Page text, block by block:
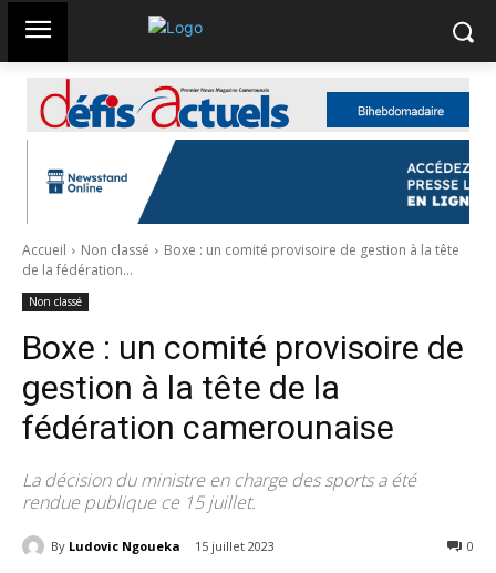
Accueil Non classé
Boxe : un comité provisoire de gestion à la tête
de la fédération...
Non classé
Boxe : un comité provisoire de
gestion à la tête de la
fédération camerounaise
La décision du ministre en charge des sports a été
rendue publique ce 15 juillet.
By Ludovic Ngoueka 15 juillet 2023 0